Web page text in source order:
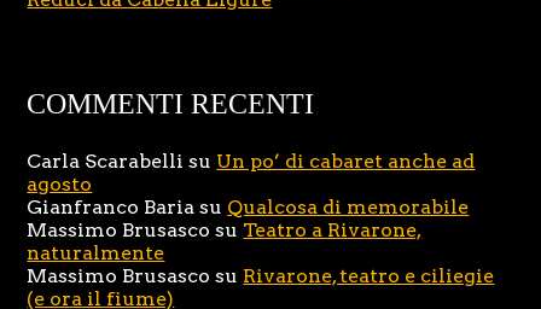
COMMENTI RECENTI
Carla Scarabelli su Un po’ di cabaret anche ad
agosto
Gianfranco Baria su Qualcosa di memorabile
Massimo Brusasco su Teatro a Rivarone,
naturalmente
Massimo Brusasco su Rivarone, teatro e ciliegie
(e ora il fiume)